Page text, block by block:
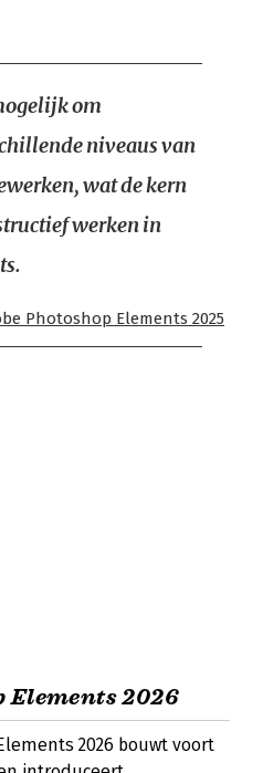
om
niveaus van
wat de kern
werken in
Photoshop Elements 2025
Elements 2026
2026 bouwt voort